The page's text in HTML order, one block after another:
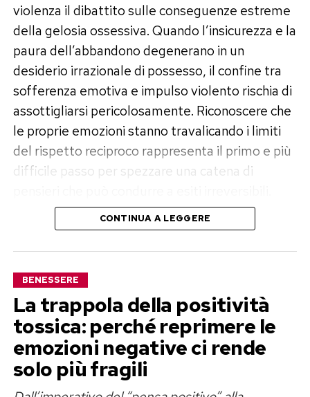
violenza il dibattito sulle conseguenze estreme
della gelosia ossessiva. Quando l’insicurezza e la
paura dell’abbandono degenerano in un
desiderio irrazionale di possesso, il confine tra
sofferenza emotiva e impulso violento rischia di
assottigliarsi pericolosamente. Riconoscere che
le proprie emozioni stanno travalicando i limiti
del rispetto reciproco rappresenta il primo e più
difficile passo per spezzare una catena di
I campanelli d’allarme
dell’ossessione e la perdita di
controllo
La gelosia non è un indice d’amore, ma una
risposta ansiosa che nei casi più gravi assume i
connotati di una vera e propria patologia. Gli
psicologi e gli esperti di dinamiche relazionali
CONTINUA A LEGGERE
BENESSERE
La trappola della positività
tossica: perché reprimere le
emozioni negative ci rende
solo più fragili